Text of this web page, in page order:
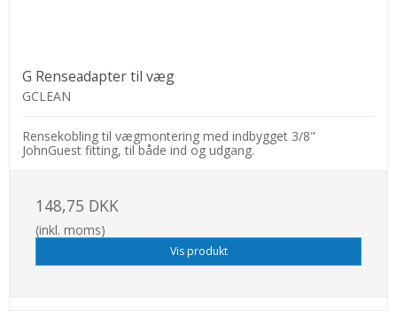
G Renseadapter til væg
GCLEAN
Rensekobling til vægmontering med indbygget 3/8"
JohnGuest fitting, til både ind og udgang.
148,75 DKK
(inkl. moms)
Vis produkt